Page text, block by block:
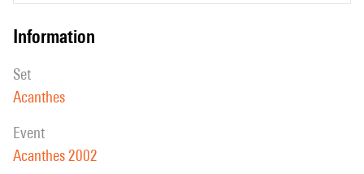
information
set
Acanthes
event
Acanthes 2002